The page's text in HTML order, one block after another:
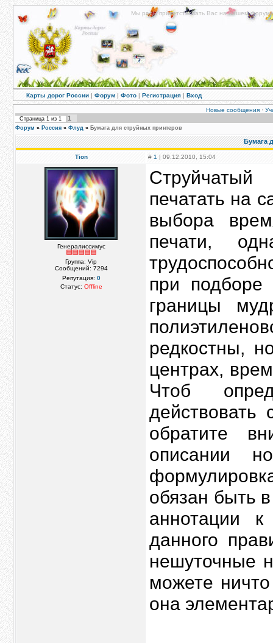
Мы рады приветствовать Вас на нашем
Карты дорог России | Форум | Фото | Регистрация | Вход
Новые сообщения·
Страница 1 из 1 1
Форум » Россия » Флуд » Бумага для струйных принтеров
Бумага
Tion # 1 | 09.12.2010, 15:04
Генералиссимус
Группа: Vip
Сообщений: 7294
Репутация: 0
Статус: Offline
печатать на
выбора
печати,
при подборе
границы
редкостны,
центрах,
Чтоб
обратите
описании
обязан быть
аннотации
данного
нешуточные
можете
она